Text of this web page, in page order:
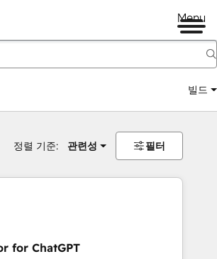
Menu
빌드
정렬 기준: 관련성 필터
for ChatGPT